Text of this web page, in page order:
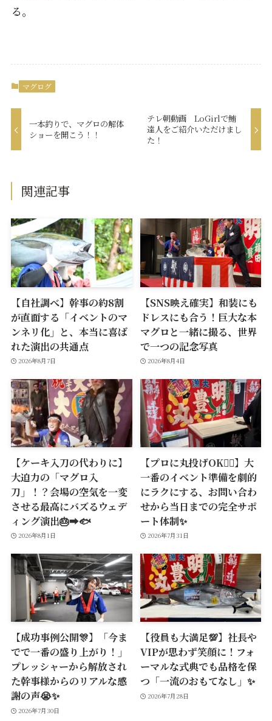
る。
マグログ
一本釣りで、マグロの解体
ショーを開こう！！
テレ朝動画 LoGirlで鮪
達人をご紹介いただけまし
た！
関連記事
【自社調べ】幹事の約8割
が直面する「イベントのマ
ンネリ化」と、本当に喜ば
れた演出の共通点
2026年8月7日
【SNS映え確実】和装にも
ドレスにも合う！巨大な本
マグロと一緒に撮る、世界
で一つの記念写真
2026年8月4日
【ケーキ入刀の代わりに】
大迫力の「マグロ入
刀」！？会場の空気を一変
させる最高にバズるウェデ
ィング演出🎂➡️🐟
2026年8月1日
【プロに丸投げOK🙆‍♂️】大
一番のイベント準備を劇的
にラクにする、お問い合わ
せから当日までの完全サポ
ート体制✨
2026年7月31日
【成功事例公開🎊】「今ま
でで一番の盛り上がり！」
プレッシャーから解放され
た幹事様からのリアルな感
謝の声😭✨
2026年7月30日
【役員も大満足💯】社長や
VIPが思わず笑顔に！フォ
ーマルな式典でも品格を保
つ「一流のおもてなし」✨
2026年7月28日